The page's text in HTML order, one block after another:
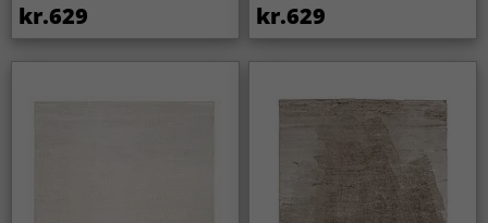
kr.629 kr.629